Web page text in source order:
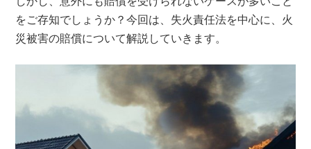
をご存知でしょうか？今回は、失火責任法を中心に、火
災被害の賠償について解説していきます。